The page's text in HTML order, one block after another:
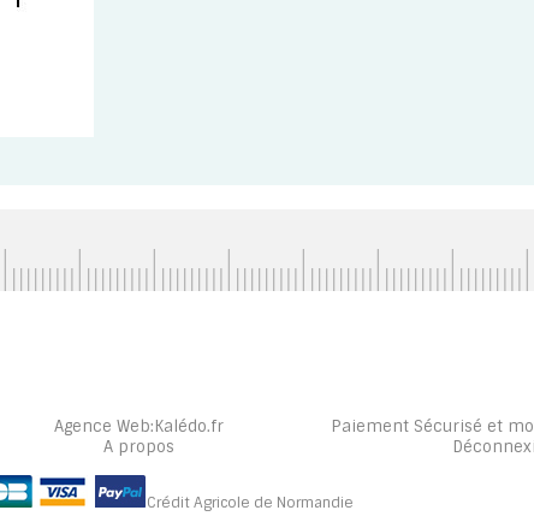
Agence Web:Kalédo.fr
A propos
Paiement Sécurisé et
Crédit Agricole de Normandie